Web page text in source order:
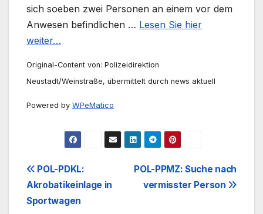
sich soeben zwei Personen an einem vor dem
Anwesen befindlichen … Lesen Sie hier
weiter…
Original-Content von: Polizeidirektion
Neustadt/Weinstraße, übermittelt durch news aktuell
Powered by WPeMatico
Beitrags-
Navigation
POL-PPMZ: Suche nach
vermisster Person
POL-PDKL:
Akrobatikeinlage in
Sportwagen